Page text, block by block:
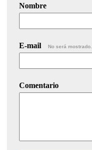
Nombre
E-mail No será mostrado.
Comentario